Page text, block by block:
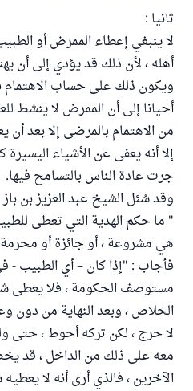
ثانيا :
لا ينبغي إعطاء الممرض أو
أهله ، لأن ذلك قد يؤدي إلى أن
ويكون ذلك على حساب الاهتمام
أحيانا إلى أن الممرض لا ينشط
من الاهتمام بالمرضى إلا بعد أن
إلا أنه يعفى عن الأشياء
جرت عادة الناس بالتسامح فيها.
وقد سُئل الشيخ عبد العزيز بن
" ما حكم الهدية التي تعطى
هي مشروعة ، أو جائزة أو
فأجاب : "إذا كان – أي الطبيب
مستوصف الحكومة ، فلا يعطى
الخلاص ، وبعد النهاية من دون
لا حرج ، لكن تركه أحوط ، حتى
معه على ذلك من الداخل ، قد
الآخرين ، فالذي أرى أنه لا يعطيه